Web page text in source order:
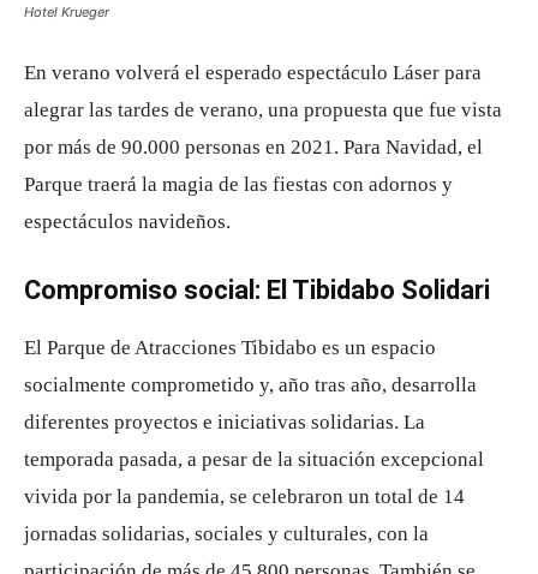
Hotel Krueger
En verano volverá el esperado espectáculo Láser para
alegrar las tardes de verano, una propuesta que fue vista
por más de 90.000 personas en 2021. Para Navidad, el
Parque traerá la magia de las fiestas con adornos y
espectáculos navideños.
Compromiso social: El Tibidabo Solidari
El Parque de Atracciones Tibidabo es un espacio
socialmente comprometido y, año tras año, desarrolla
diferentes proyectos e iniciativas solidarias. La
temporada pasada, a pesar de la situación excepcional
vivida por la pandemia, se celebraron un total de 14
jornadas solidarias, sociales y culturales, con la